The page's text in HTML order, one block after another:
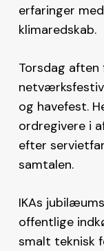
erfaringer
klimaredskab.
Torsdag aften
og havefest.
ordregivere i
efter
samtalen.
IKAs
offentlige
smalt teknisk